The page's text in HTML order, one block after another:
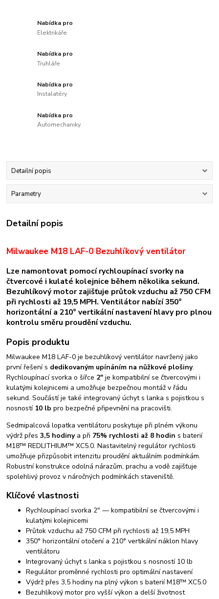
Nabídka pro
Elektrikáře
Nabídka pro
Truhláře
Nabídka pro
Instalatéry
Nabídka pro
Automechaniky
Detailní popis
Parametry
Detailní popis
Milwaukee M18 LAF-0 Bezuhlíkový ventilátor
Lze namontovat pomocí rychloupínací svorky na
čtvercové i kulaté kolejnice během několika sekund.
Bezuhlíkový motor zajišťuje průtok vzduchu až 750 CFM
při rychlosti až 19,5 MPH. Ventilátor nabízí350°
horizontálnía210° vertikálnínastavení hlavy pro plnou
kontrolu směru proudění vzduchu.
Popis produktu
Milwaukee M18 LAF-0 je bezuhlíkový ventilátor navržený jako
první řešení s dedikovaným upínáním na nůžkové plošiny.
Rychloupínací svorka o šířce 2" je kompatibilní se čtvercovými i
kulatými kolejnicemi a umožňuje bezpečnou montáž v řádu
sekund. Součástí je také integrovaný úchyt s lanka s pojistkou s
nosností 10 lb pro bezpečné připevnění na pracovišti.
Sedmipalcová lopatka ventilátoru poskytuje při plném výkonu
výdrž přes3,5 hodinya při 75% rychlosti až 8 hodin s baterií
M18™ REDLITHIUM™ XC5.0. Nastavitelný regulátor rychlosti
umožňuje přizpůsobit intenzitu proudění aktuálním podmínkám.
Robustní konstrukce odolná nárazům, prachu a vodě zajišťuje
spolehlivý provoz v náročných podmínkách staveniště.
Klíčové vlastnosti
Rychloupínací svorka 2" — kompatibilní se čtvercovými i
kulatými kolejnicemi
Průtok vzduchu až 750 CFM při rychlosti až 19,5 MPH
350° horizontální otočení a 210° vertikální náklon hlavy
ventilátoru
Integrovaný úchyt s lanka s pojistkou s nosností 10 lb
Regulátor proměnné rychlosti pro optimální nastavení
Výdrž přes 3,5 hodiny na plný výkon s baterií M18™ XC5.0
Bezuhlíkový motor pro vyšší výkon a delší životnost